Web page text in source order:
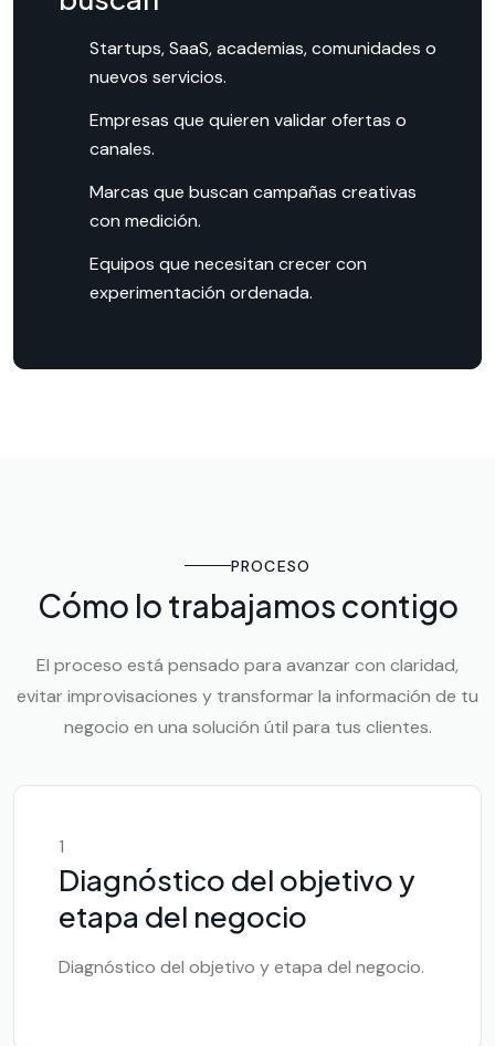
Startups, SaaS, academias, comunidades o
nuevos servicios.
Empresas que quieren validar ofertas o
canales.
Marcas que buscan campañas creativas
con medición.
Equipos que necesitan crecer con
experimentación ordenada.
PROCESO
Cómo lo trabajamos contigo
El proceso está pensado para avanzar con claridad,
evitar improvisaciones y transformar la información de tu
negocio en una solución útil para tus clientes.
1
Diagnóstico del objetivo y
etapa del negocio
Diagnóstico del objetivo y etapa del negocio.